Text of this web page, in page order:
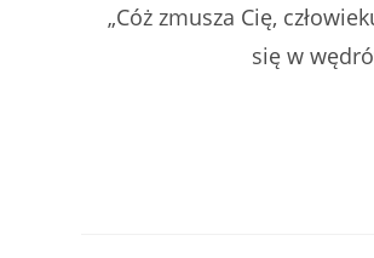
„Cóż zmusza Cię,
się w